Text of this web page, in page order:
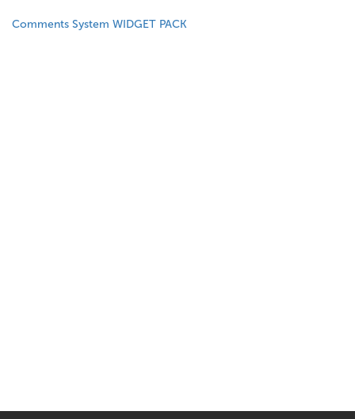
Comments System WIDGET PACK